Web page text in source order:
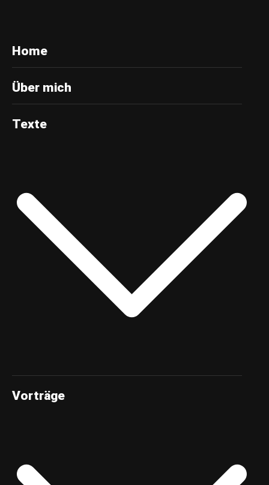
Home
Über mich
Texte
Vorträge